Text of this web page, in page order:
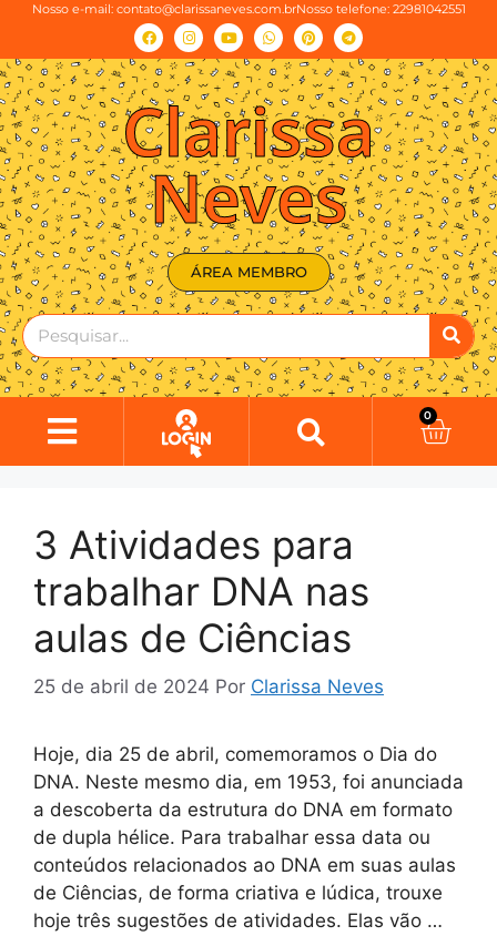
Nosso e-mail: contato@clarissaneves.com.brNosso telefone: 22981042551
Clarissa
Neves
ÁREA MEMBRO
0
3 Atividades para
trabalhar DNA nas
aulas de Ciências
25 de abril de 2024 Por Clarissa Neves
Hoje, dia 25 de abril, comemoramos o Dia do
DNA. Neste mesmo dia, em 1953, foi anunciada
a descoberta da estrutura do DNA em formato
de dupla hélice. Para trabalhar essa data ou
conteúdos relacionados ao DNA em suas aulas
de Ciências, de forma criativa e lúdica, trouxe
hoje três sugestões de atividades. Elas vão …